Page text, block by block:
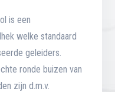
is een
welke standaard
geleiders.
ronde buizen van
zijn d.m.v.